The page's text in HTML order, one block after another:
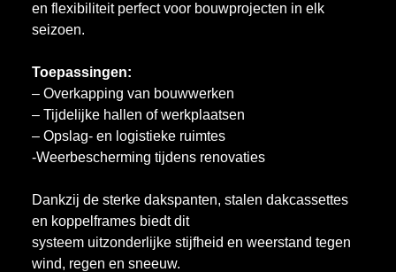
en flexibiliteit perfect voor bouwprojecten in elk
seizoen.
Toepassingen:
– Overkapping van bouwwerken
– Tijdelijke hallen of werkplaatsen
– Opslag- en logistieke ruimtes
-Weerbescherming tijdens renovaties
Dankzij de sterke dakspanten, stalen dakcassettes
en koppelframes biedt dit
systeem uitzonderlijke stijfheid en weerstand tegen
wind, regen en sneeuw.